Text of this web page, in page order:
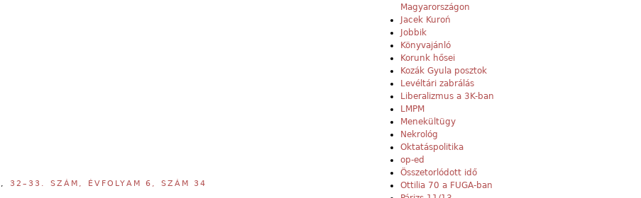
32–33. SZÁM, ÉVFOLYAM 6, SZÁM 34
Magyarországon
Jacek Kuroń
Jobbik
Könyvajánló
Korunk hősei
Kozák Gyula posztok
Levéltári zabrálás
Liberalizmus a 3K-ban
LMPM
Menekültügy
Nekrológ
Oktatáspolitika
op-ed
Összetorlódott idő
Ottilia 70 a FUGA-ban